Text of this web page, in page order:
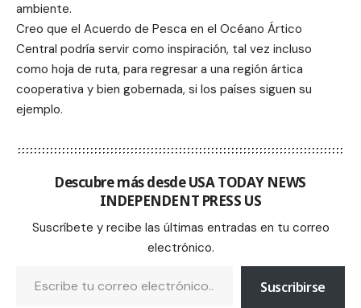
ambiente.
Creo que el Acuerdo de Pesca en el Océano Ártico
Central podría servir como inspiración, tal vez incluso
como hoja de ruta, para regresar a una región ártica
cooperativa y bien gobernada, si los países siguen su
ejemplo.
Descubre más desde USA TODAY NEWS
INDEPENDENT PRESS US
Suscríbete y recibe las últimas entradas en tu correo
electrónico.
Suscribirse